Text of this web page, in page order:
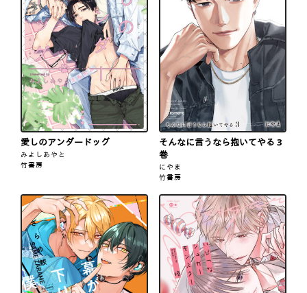
愛しのアンダードッグ
みよしあやと
竹書房
そんなに言うなら抱いてやる 3
巻
にやま
竹書房